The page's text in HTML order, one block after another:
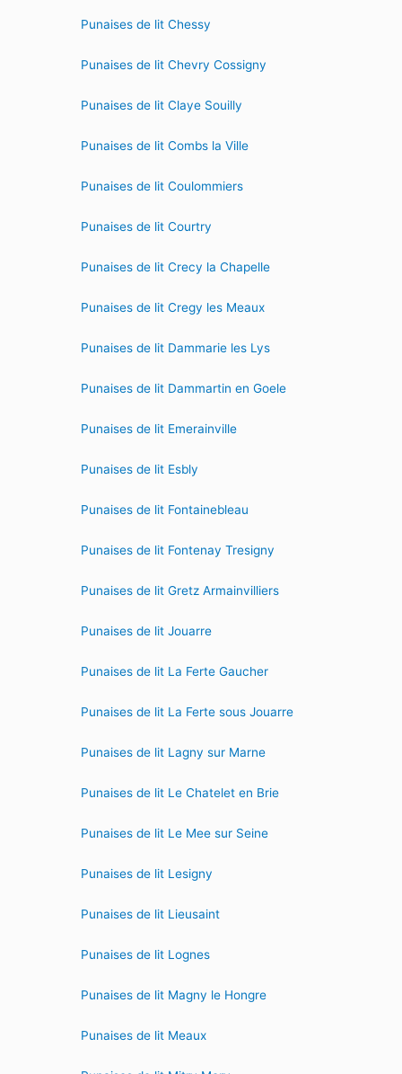
Punaises de lit Chessy
Punaises de lit Chevry Cossigny
Punaises de lit Claye Souilly
Punaises de lit Combs la Ville
Punaises de lit Coulommiers
Punaises de lit Courtry
Punaises de lit Crecy la Chapelle
Punaises de lit Cregy les Meaux
Punaises de lit Dammarie les Lys
Punaises de lit Dammartin en Goele
Punaises de lit Emerainville
Punaises de lit Esbly
Punaises de lit Fontainebleau
Punaises de lit Fontenay Tresigny
Punaises de lit Gretz Armainvilliers
Punaises de lit Jouarre
Punaises de lit La Ferte Gaucher
Punaises de lit La Ferte sous Jouarre
Punaises de lit Lagny sur Marne
Punaises de lit Le Chatelet en Brie
Punaises de lit Le Mee sur Seine
Punaises de lit Lesigny
Punaises de lit Lieusaint
Punaises de lit Lognes
Punaises de lit Magny le Hongre
Punaises de lit Meaux